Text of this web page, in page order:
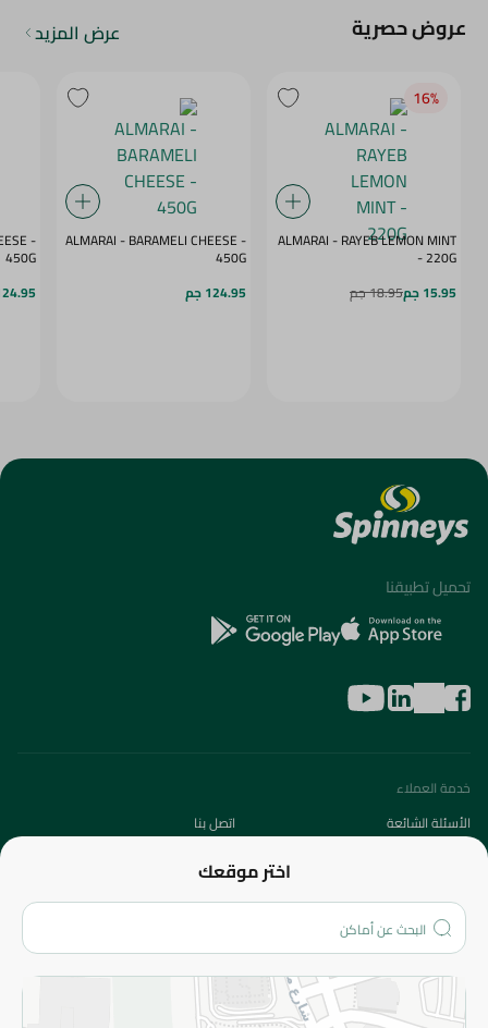
عروض حصرية عرض المزيد
16‎%‎
ALMARAI - RAYEB LEMON MINT
- 220G
15.95 جم
18.95 جم
ALMARAI - BARAMELI CHEESE -
450G
124.95 جم
-
450G
124.95
اختر موقعك
تحميل تطبيقنا
خدمة العملاء
الأسئلة الشائعة
اتصل بنا
من نحن؟
الفروع
المزيد
الاسترجاع
سياسة الاستخدام
سياسة الخصوصية